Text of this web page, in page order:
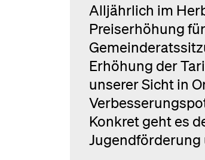
Alljährlich im
Preiserhöhung
Erhöhung der
unserer Sicht in
Konkret geht es
Jugendförderung